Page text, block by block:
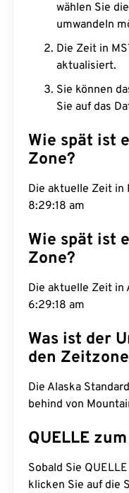
wählen Sie
umwandeln
Die Zeit in
aktualisiert.
Sie können
Sie auf das
Wie spät ist
Zone?
Die aktuelle Zeit in
8:29:19 am
Wie spät ist
Zone?
Die aktuelle Zeit in
6:29:19 am
Was ist der
den
Die Alaska
behind von
QUELLE
Sobald Sie
klicken Sie auf die